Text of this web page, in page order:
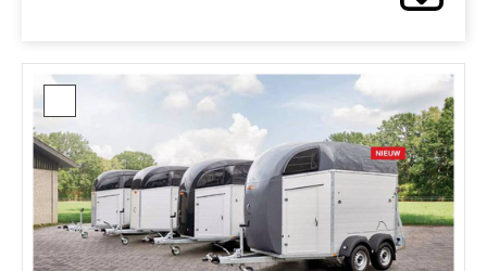
Catalogus
familie*